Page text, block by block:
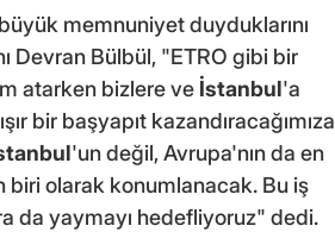
memnuniyet duyduklarını
Devran Bülbül, "ETRO gibi bir
atarken bizlere ve İstanbul'a
bir başyapıt kazandıracağımıza
'un değil, Avrupa'nın da en
biri olarak konumlanacak. Bu iş
da yaymayı hedefliyoruz" dedi.